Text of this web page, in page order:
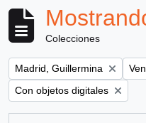
Colecciones
Remove filter:
Madrid, Guillermina
Remove filter:
Con objetos digitales